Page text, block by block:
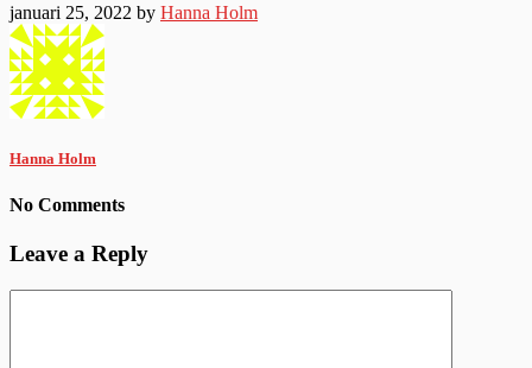
januari 25, 2022 by Hanna Holm
Hanna Holm
No Comments
Leave a Reply